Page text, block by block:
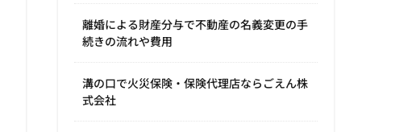
離婚による財産分与で不動産の名義変更の手
続きの流れや費用
溝の口で火災保険・保険代理店ならごえん株
式会社